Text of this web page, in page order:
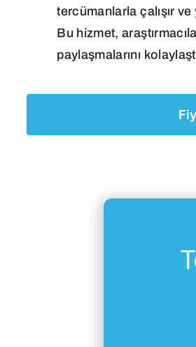
tercümanlarla çalışır
Bu hizmet,
paylaşmalarını